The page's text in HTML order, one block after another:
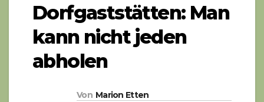
Dorfgaststätten: Man
kann nicht jeden
abholen
Von Marion Etten